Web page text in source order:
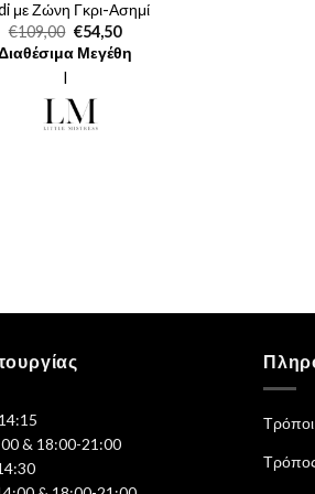
με Ζώνη Γκρι-Ασημί
€109,00 Original
price
was:
€54,50Η
τρέχουσα
τιμή
Μεγέθη
l
& 18:00-21:00